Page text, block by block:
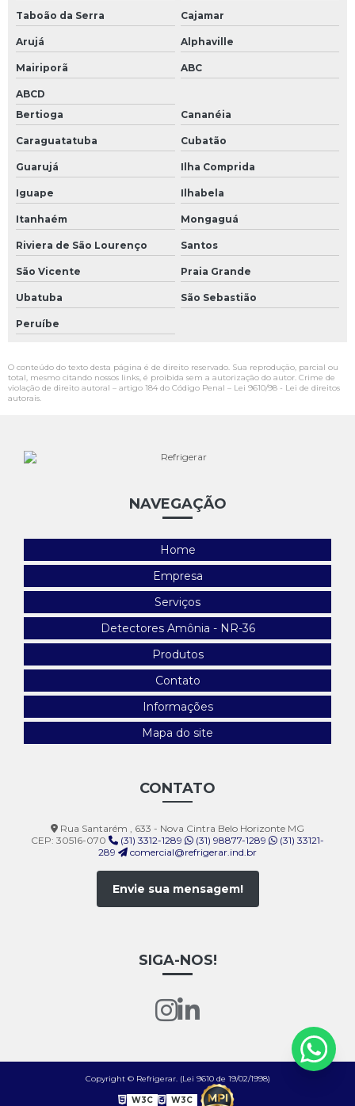
Taboão da Serra Cajamar
Arujá Alphaville
Mairiporã ABC
ABCD
Bertioga
Cananéia
Caraguatatuba Cubatão
Guarujá Ilha Comprida
Iguape Ilhabela
Itanhaém Mongaguá
Riviera de São Lourenço Santos
São Vicente Praia Grande
Ubatuba São Sebastião
Peruíbe
O conteúdo do texto desta página é de direito reservado. Sua reprodução, parcial ou
total, mesmo citando nossos links, é proibida sem a autorização do autor. Crime de
violação de direito autoral – artigo 184 do Código Penal – Lei 9610/98 - Lei de direitos
autorais.
NAVEGAÇÃO
Home
Empresa
Serviços
Detectores Amônia - NR-36
Produtos
Contato
Informações
Mapa do site
CONTATO
Rua Santarém , 633 - Nova Cintra Belo Horizonte MG
CEP: 30516-070
(31) 3312-1289 (31) 98877-1289
(31) 33121-
289
comercial@refrigerar.ind.br
Envie sua mensagem!
SIGA-NOS!
Copyright © Refrigerar. (Lei 9610 de 19/02/1998)
W3C W3C